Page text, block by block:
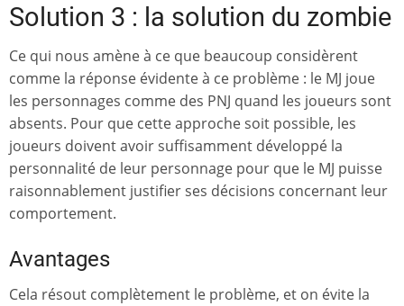
Solution 3 : la solution du zombie
Ce qui nous amène à ce que beaucoup considèrent
comme la réponse évidente à ce problème : le MJ joue
les personnages comme des PNJ quand les joueurs sont
absents. Pour que cette approche soit possible, les
joueurs doivent avoir suffisamment développé la
personnalité de leur personnage pour que le MJ puisse
raisonnablement justifier ses décisions concernant leur
comportement.
Avantages
Cela résout complètement le problème, et on évite la